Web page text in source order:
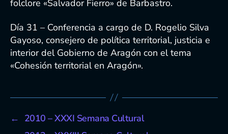
folclore «Salvador Fierro» de Barbastro.
Día 31 – Conferencia a cargo de D. Rogelio Silva
Gayoso, consejero de política territorial, justicia e
interior del Gobierno de Aragón con el tema
«Cohesión territorial en Aragón».
← 2010 – XXXI Semana Cultural